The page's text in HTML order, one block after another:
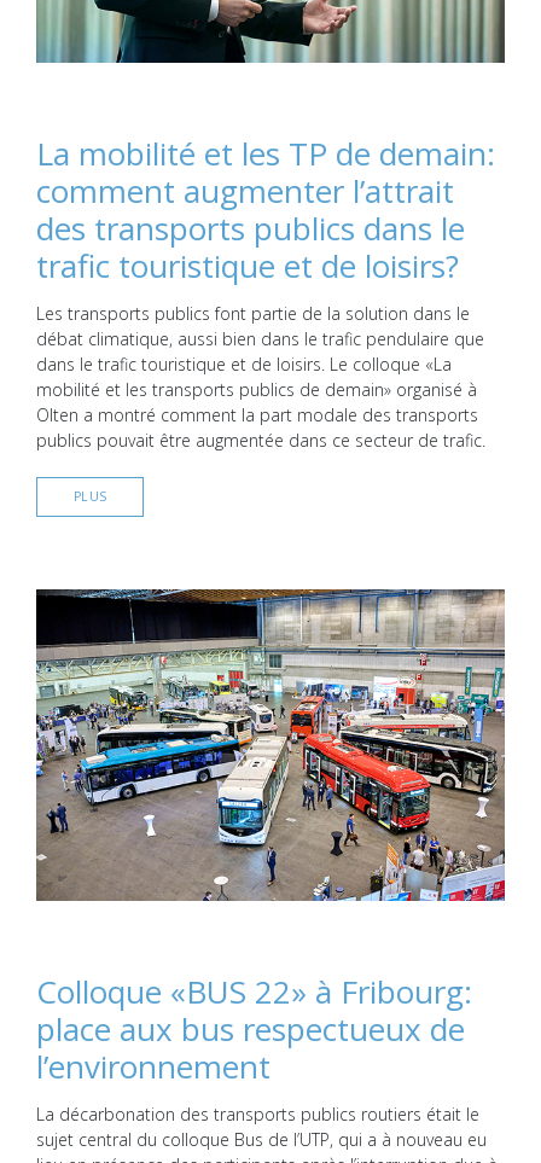
La mobilité et les TP de demain:
comment augmenter l’attrait
des transports publics dans le
trafic touristique et de loisirs?
Les transports publics font partie de la solution dans le
débat climatique, aussi bien dans le trafic pendulaire que
dans le trafic touristique et de loisirs. Le colloque «La
mobilité et les transports publics de demain» organisé à
Olten a montré comment la part modale des transports
publics pouvait être augmentée dans ce secteur de trafic.
PLUS
Colloque «BUS 22» à Fribourg:
place aux bus respectueux de
l’environnement
La décarbonation des transports publics routiers était le
sujet central du colloque Bus de l’UTP, qui a à nouveau eu